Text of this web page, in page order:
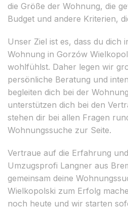
die Größe der Wohnung, die
Budget und andere Kriterien,
Unser Ziel ist es, dass du dich
Wohnung in Gorzów
wohlfühlst. Daher legen wir
persönliche Beratung und
begleiten dich bei der
unterstützen dich bei den
stehen dir bei allen Fragen
Wohnungssuche zur Seite.
Vertraue auf die Erfahrung
Umzugsprofi Langner aus
gemeinsam deine
Wielkopolski zum Erfolg
noch heute und wir starten